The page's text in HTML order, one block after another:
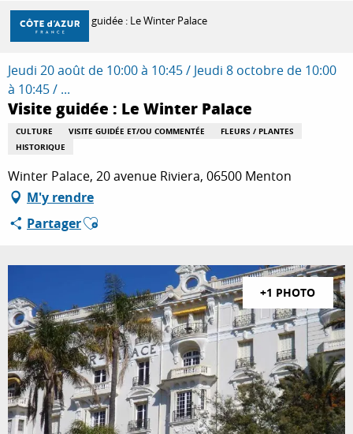
Aller
contenu
principal
DÉCOUVRIR
À FAIRE
SÉJOURNER
Accueil Visite guidée : Le Winter Palace
Jeudi 20 août de 10:00 à 10:45 / Jeudi 8 octobre de 10:00
à 10:45 / ...
Visite guidée : Le Winter Palace
CULTURE VISITE GUIDÉE ET/OU COMMENTÉE
FLEURS / PLANTES
HISTORIQUE
Winter Palace, 20 avenue Riviera, 06500 Menton
M'y rendre
PartagerAjouter aux favoris
+1 PHOTO